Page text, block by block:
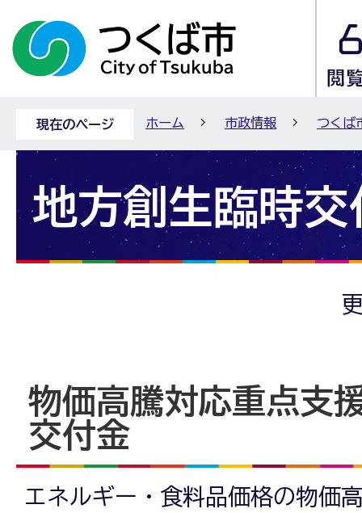
現在のページ ホーム 市政情報 つくば
地方創生臨時交
物価高騰対応重点支
交付金
エネルギー・食料品価格の物価